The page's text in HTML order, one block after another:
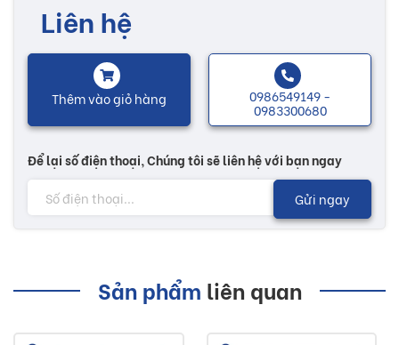
Liên hệ
Thêm vào giỏ hàng 0986549149 -
0983300680
Để lại số điện thoại, Chúng tôi sẽ liên hệ với bạn ngay
Gửi ngay
Sản phẩm liên quan